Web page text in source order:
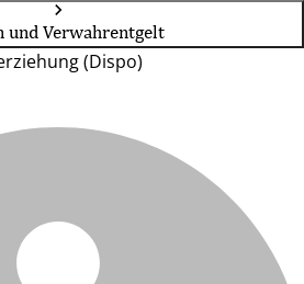
und Verwahrentgelt
(Dispo)